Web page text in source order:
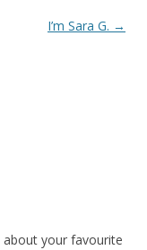
I’m Sara G. →
about your favourite